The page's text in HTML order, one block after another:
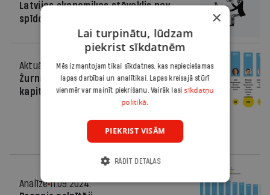
Latvijas ekonomikas stāvoklis nav
spīdošs, taču labāks nekā Igaunijā
Aktuāli
12.09.2024.
Žurnāls: Cik pelna valsts
kapitālsabiedrību vadītāji?
Analīze 11.09.2024.
×
Lai turpinātu, lūdzam
piekrist sīkdatnēm
Mēs izmantojam tikai sīkdatnes, kas nepieciešamas
lapas darbībai un analītikai. Lapas kreisajā stūrī
vienmēr var mainīt piekrišanu. Vairāk lasisīkdatņu
politikā.
PIEKRIST VISĀM
RĀDĪT DETAĻAS